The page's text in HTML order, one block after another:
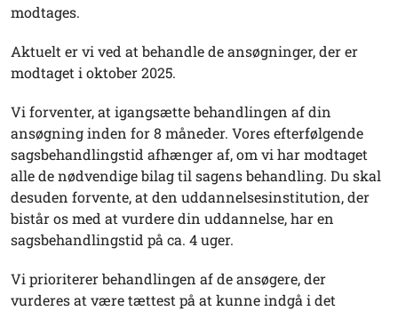
modtages.
Aktuelt er vi ved at behandle de ansøgninger, der er
modtaget i oktober 2025.
Vi forventer, at igangsætte behandlingen af din
ansøgning inden for 8 måneder. Vores efterfølgende
sagsbehandlingstid afhænger af, om vi har modtaget
alle de nødvendige bilag til sagens behandling. Du skal
desuden forvente, at den uddannelsesinstitution, der
bistår os med at vurdere din uddannelse, har en
sagsbehandlingstid på ca. 4 uger.
Vi prioriterer behandlingen af de ansøgere, der
vurderes at være tættest på at kunne indgå i det